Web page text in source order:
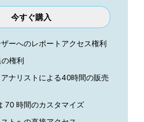
今すぐ購入
ーへのレポートアクセス権利
権利
ナリストによる40時間の販売
70 時間のカスタマイズ